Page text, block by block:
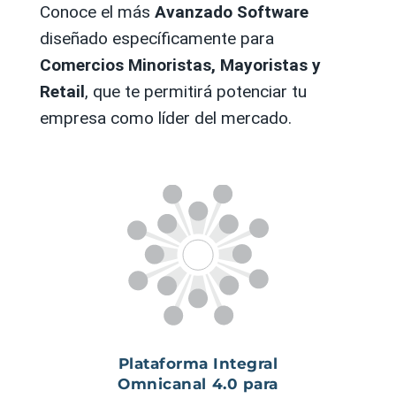
Conoce el más Avanzado Software
diseñado específicamente para
Comercios Minoristas, Mayoristas y
Retail, que te permitirá potenciar tu
empresa como líder del mercado.
Plataforma Integral
Omnicanal 4.0 para